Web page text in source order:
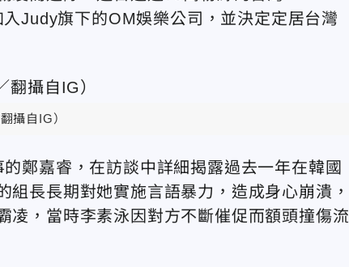
Judy旗下的OM娛樂公司，並決定定居台灣
攝自IG）
鄭嘉睿，在訪談中詳細揭露過去一年在韓國
長長期對她實施言語暴力，造成身心崩潰，
凌，當時李素泳因對方不斷催促而額頭撞傷流